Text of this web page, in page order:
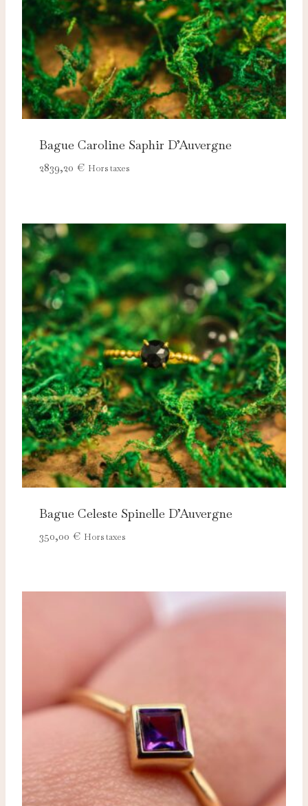
Bague Caroline Saphir D’Auvergne
2839,20 € Hors taxes
Bague Celeste Spinelle D’Auvergne
350,00 € Hors taxes
Analytics
Ces cookies nous permettent de mesurer l'audience et
d'améliorer nos contenus (Google Analytics, Matomo…).
Marketing
Ces cookies servent à vous proposer des publicités
adaptées à vos centres d'intérêt.